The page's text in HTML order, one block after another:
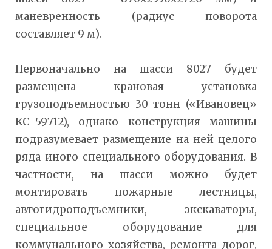
маневренность (радиус поворота
составляет 9 м).
Первоначально на шасси 8027 будет
размещена крановая установка
грузоподъемностью 30 тонн («Ивановец»
КС-59712), однако конструкция машины
подразумевает размещение на ней целого
ряда иного специального оборудования. В
частности, на шасси можно будет
монтировать пожарные лестницы,
автогидроподъемники, экскаваторы,
специальное оборудование для
коммунального хозяйства, ремонта дорог,